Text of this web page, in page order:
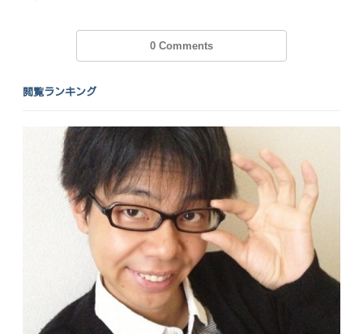
0 Comments
閲覧ランキング